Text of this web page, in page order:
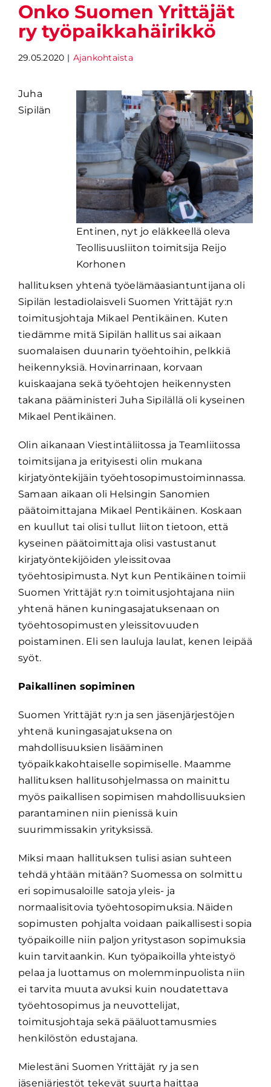
Onko Suomen Yrittäjät
ry työpaikkahäirikkö
29.05.2020 | Ajankohtaista
Entinen, nyt jo eläkkeellä oleva
Teollisuusliiton toimitsija Reijo
Korhonen
Juha
Sipilän
hallituksen yhtenä työelämäasiantuntijana oli
Sipilän lestadiolaisveli Suomen Yrittäjät ry:n
toimitusjohtaja Mikael Pentikäinen. Kuten
tiedämme mitä Sipilän hallitus sai aikaan
suomalaisen duunarin työehtoihin, pelkkiä
heikennyksiä. Hovinarrinaan, korvaan
kuiskaajana sekä työehtojen heikennysten
takana pääministeri Juha Sipilällä oli kyseinen
Mikael Pentikäinen.
Olin aikanaan Viestintäliitossa ja Teamliitossa
toimitsijana ja erityisesti olin mukana
kirjatyöntekijäin työehtosopimustoiminnassa.
Samaan aikaan oli Helsingin Sanomien
päätoimittajana Mikael Pentikäinen. Koskaan
en kuullut tai olisi tullut liiton tietoon, että
kyseinen päätoimittaja olisi vastustanut
kirjatyöntekijöiden yleissitovaa
työehtosipimusta. Nyt kun Pentikäinen toimii
Suomen Yrittäjät ry:n toimitusjohtajana niin
yhtenä hänen kuningasajatuksenaan on
työehtosopimusten yleissitovuuden
poistaminen. Eli sen lauluja laulat, kenen leipää
syöt.
Paikallinen sopiminen
Suomen Yrittäjät ry:n ja sen jäsenjärjestöjen
yhtenä kuningasajatuksena on
mahdollisuuksien lisääminen
työpaikkakohtaiselle sopimiselle. Maamme
hallituksen hallitusohjelmassa on mainittu
myös paikallisen sopimisen mahdollisuuksien
parantaminen niin pienissä kuin
suurimmissakin yrityksissä.
Miksi maan hallituksen tulisi asian suhteen
tehdä yhtään mitään? Suomessa on solmittu
eri sopimusaloille satoja yleis- ja
normaalisitovia työehtosopimuksia. Näiden
sopimusten pohjalta voidaan paikallisesti sopia
työpaikoille niin paljon yritystason sopimuksia
kuin tarvitaankin. Kun työpaikoilla yhteistyö
pelaa ja luottamus on molemminpuolista niin
ei tarvita muuta avuksi kuin noudatettava
työehtosopimus ja neuvottelijat,
toimitusjohtaja sekä pääluottamusmies
henkilöstön edustajana.
Mielestäni Suomen Yrittäjät ry ja sen
jäsenjärjestöt tekevät suurta haittaa